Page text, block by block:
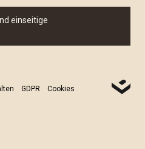
einseitige
GDPR Cookies